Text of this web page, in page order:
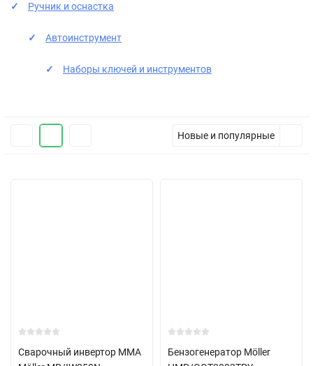
Ручник и оснастка
Автоинструмент
Наборы ключей и инструментов
Новые и популярные
Сварочный инвертор ММА
Бензогенератор Möller